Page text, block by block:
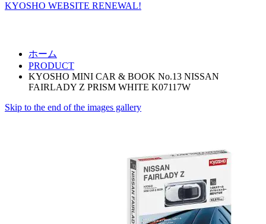
KYOSHO WEBSITE RENEWAL!
ホーム
PRODUCT
KYOSHO MINI CAR & BOOK No.13 NISSAN
FAIRLADY Z PRISM WHITE K07117W
Skip to the end of the images gallery